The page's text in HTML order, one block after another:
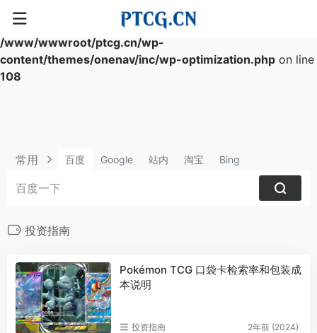
Warning
: Array to string conversion in
/www/wwwroot/ptcg.cn/wp-
content/themes/onenav/inc/wp-optimization.php on line
108
常用 百度 Google 站内 淘宝 Bing
投资指南
Pokémon TCG 口袋卡检索率和包装成
本说明
投资指南 2年前 (2024)